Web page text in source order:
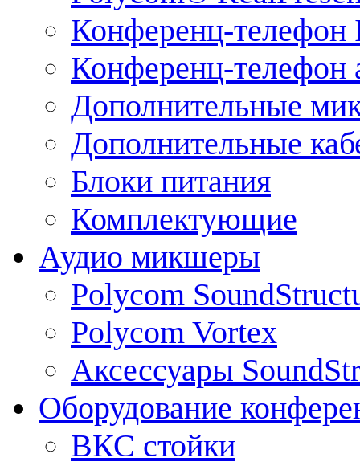
Конференц-телефон
Конференц-телефон
Дополнительные
Дополнительные
Блоки питания
Комплектующие
Аудио микшеры
Polycom
Polycom Vortex
Аксессуары
Оборудование
ВКС стойки